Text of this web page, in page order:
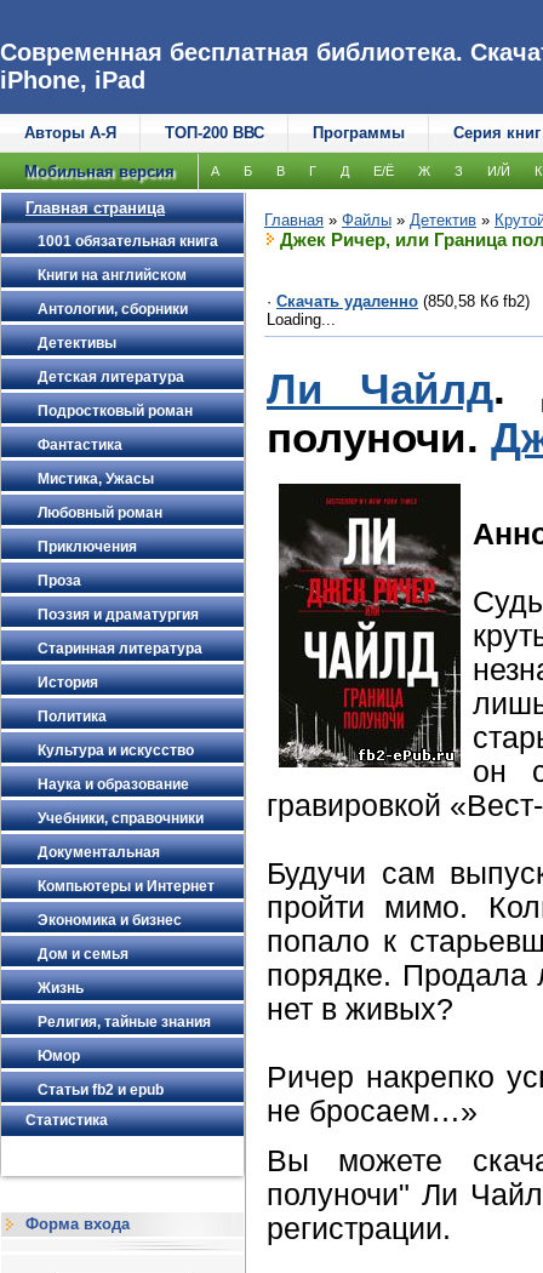
Современная бесплатная библиотека.
iPhone, iPad
Авторы А-Я ТОП-200 ВВС Программы Серия книг
Мобильная версия А Б В Г Д Е/Ё Ж З И/Й К
Главная страница
1001 обязательная книга
Книги на английском
Антологии, сборники
Детективы
Детская литература
Подростковый роман
Фантастика
Мистика, Ужасы
Любовный роман
Приключения
Проза
Поэзия и драматургия
Старинная литература
История
Политика
Культура и искусство
Наука и образование
Учебники, справочники
Документальная
Компьютеры и Интернет
Экономика и бизнес
Дом и семья
Жизнь
Религия, тайные знания
Юмор
Статьи fb2 и epub
Статистика
Форма входа
Главная » Файлы » Детектив »
Джек Ричер, или Граница
· Скачать удаленно (850,58 Кб fb2)
Loading...
Ли Чайлд.
полуночи.
он
гравировкой
Будучи сам
пройти мимо.
попало к
порядке. Продала
нет в живых?
Ричер накрепко
не бросаем…»
Вы можете
полуночи" Ли
регистрации.